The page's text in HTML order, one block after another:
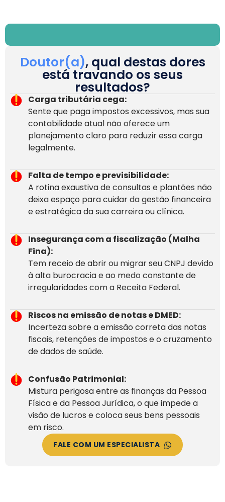
Doutor(a), qual destas dores
está travando os seus
resultados?
Carga tributária cega:
Sente que paga impostos excessivos, mas sua
contabilidade atual não oferece um
planejamento claro para reduzir essa carga
legalmente.
Falta de tempo e previsibilidade:
A rotina exaustiva de consultas e plantões não
deixa espaço para cuidar da gestão financeira
e estratégica da sua carreira ou clínica.
Insegurança com a fiscalização (Malha
Fina):
Tem receio de abrir ou migrar seu CNPJ devido
à alta burocracia e ao medo constante de
irregularidades com a Receita Federal.
Riscos na emissão de notas e DMED:
Incerteza sobre a emissão correta das notas
fiscais, retenções de impostos e o cruzamento
de dados de saúde.
Confusão Patrimonial:
Mistura perigosa entre as finanças da Pessoa
Física e da Pessoa Jurídica, o que impede a
visão de lucros e coloca seus bens pessoais
em risco.
FALE COM UM ESPECIALISTA